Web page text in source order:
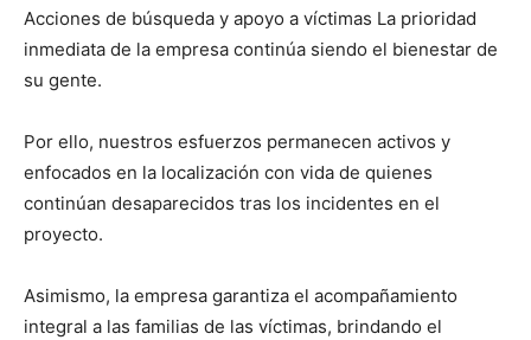
Acciones de búsqueda y apoyo a víctimas La prioridad
inmediata de la empresa continúa siendo el bienestar de
su gente.
Por ello, nuestros esfuerzos permanecen activos y
enfocados en la localización con vida de quienes
continúan desaparecidos tras los incidentes en el
proyecto.
Asimismo, la empresa garantiza el acompañamiento
integral a las familias de las víctimas, brindando el